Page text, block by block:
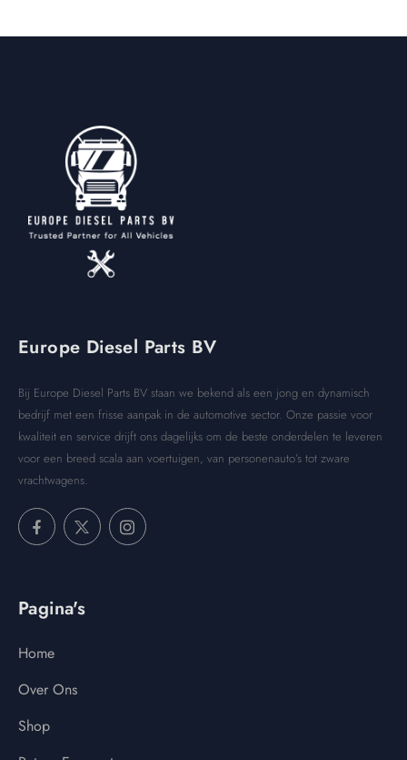
Europe Diesel Parts BV
Bij Europe Diesel Parts BV staan we bekend als een jong en dynamisch
bedrijf met een frisse aanpak in de automotive sector. Onze passie voor
kwaliteit en service drijft ons dagelijks om de beste onderdelen te leveren
voor een breed scala aan voertuigen, van personenauto’s tot zware
vrachtwagens.
Pagina's
Home
Over Ons
Shop